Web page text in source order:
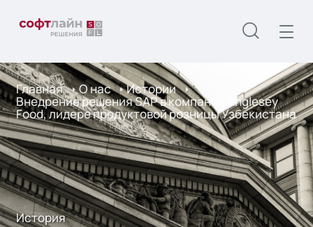
Главная О нас Истории
Внедрение решения SAP в компании Anglesey
Food, лидере продуктовой розницы Узбекистана
История